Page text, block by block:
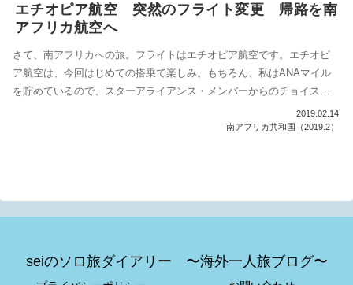
エチオピア航空 突然のフライト変更 帰路を南
アフリカ航空へ
さて、南アフリカへの旅。フライトはエチオピア航空です。エチオピ
ア航空は、今回はじめての搭乗で楽しみ。もちろん、私はANAマイル
を貯めているので、スターアライアンス・メンバーからのチョイスで
2019.02.14
南アフリカ共和国（2019.2）
seiのソロ旅ダイアリー 〜海外一人旅ブログ〜